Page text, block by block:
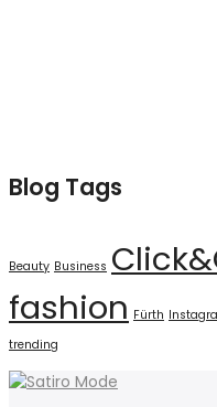
Blog Tags
Beauty Business
fashion Fürth
trending